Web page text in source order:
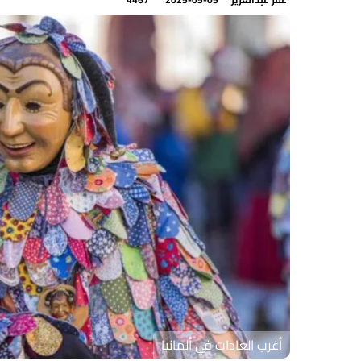
أغرب العادات في ألمانيا